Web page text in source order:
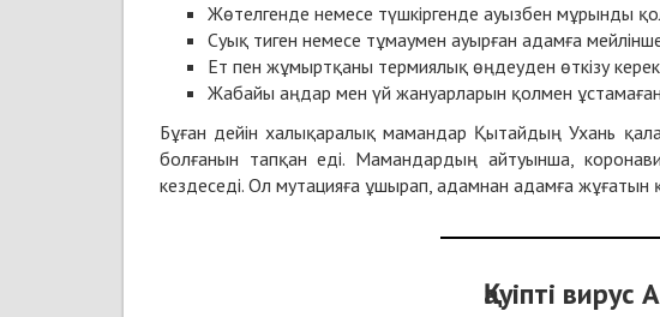
Жөтелгенде немесе түшкіргенде ауызбен мұрынды
Суық тиген немесе тұмаумен ауырған адамға
Ет пен жұмыртқаны термиялық өңдеуден өткізу керек
Жабайы аңдар мен үй жануарларын қолмен
Бұған дейін халықаралық мамандар Қытайдың Ухань
болғанын тапқан еді. Мамандардың айтуынша,
кездеседі. Ол мутацияға ұшырап, адамнан адамға жұғатын
Қауіпті